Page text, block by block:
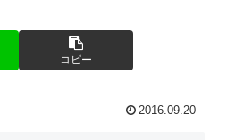
コピー
2016.09.20